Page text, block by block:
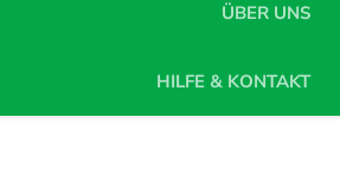
ÜBER UNS
HILFE & KONTAKT